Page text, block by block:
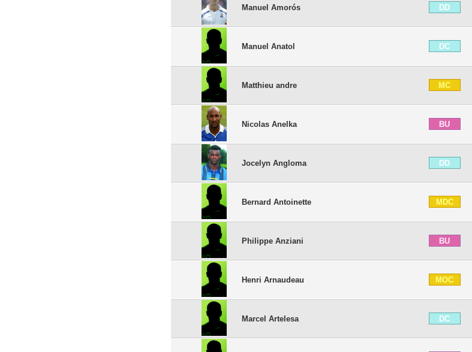
Manuel Amorós DD
Manuel Anatol DC
Matthieu andre MC
Nicolas Anelka BU
Jocelyn Angloma DD
Bernard Antoinette MDC
Philippe Anziani BU
Henri Arnaudeau MOC
Marcel Artelesa DC